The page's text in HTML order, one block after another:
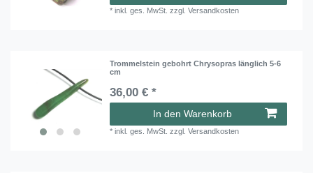
*inkl. ges. MwSt. zzgl.Versandkosten
Trommelstein gebohrt Chrysopras länglich 5-6
cm
36,00 € *
In den Warenkorb
*inkl. ges. MwSt. zzgl.Versandkosten